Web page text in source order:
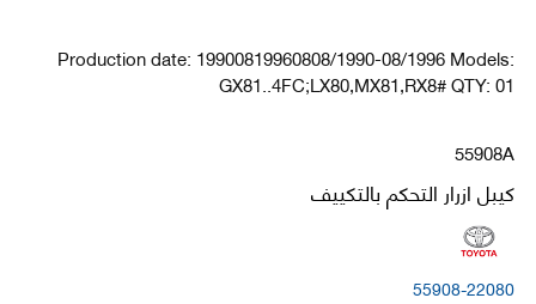
Production date: 19900819960808/1990-08/1996 Models:
GX81..4FC;LX80,MX81,RX8# QTY: 01
55908A
كيبل ازرار التحكم بالتكييف
55908-22080